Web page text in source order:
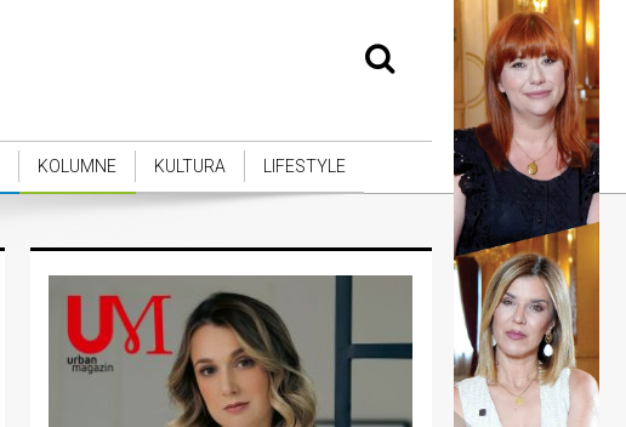
KOLUMNE KULTURA LIFESTYLE